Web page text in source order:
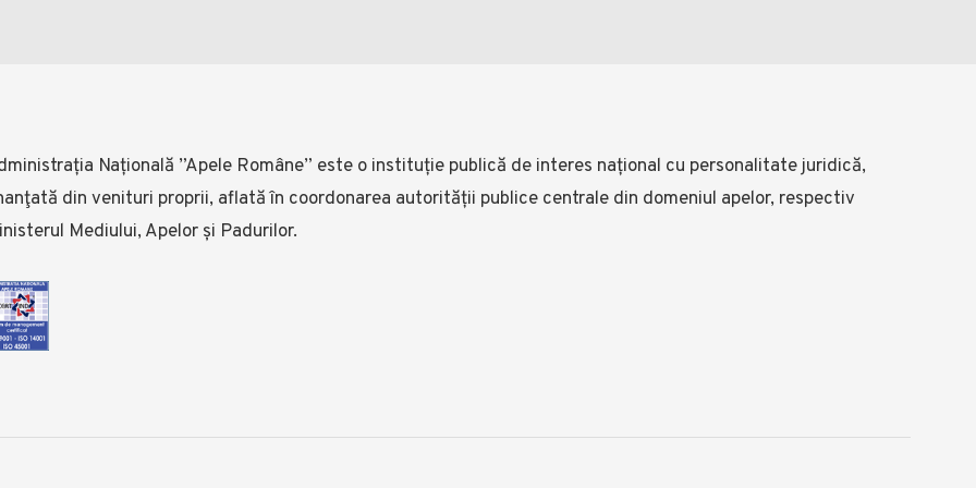
Națională ”Apele Române” este o instituție publică de interes național cu personalitate juridică,
din venituri proprii, aflată în coordonarea autorității publice centrale din domeniul apelor, respectiv
Mediului, Apelor și Padurilor.